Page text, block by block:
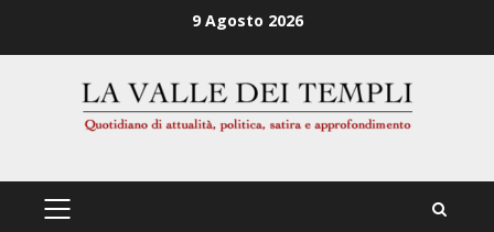
9 Agosto 2026
PRIMÄRES